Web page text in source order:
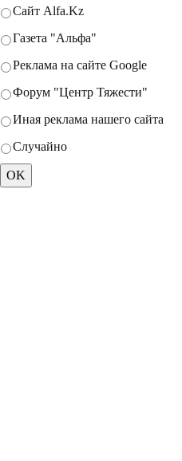
Сайт Alfa.Kz
Газета "Альфа"
Реклама на сайте Google
Форум "Центр Тяжести"
Иная реклама нашего сайта
Случайно